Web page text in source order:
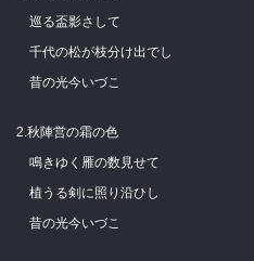
巡る盃影さして
千代の松が枝分け出でし
昔の光今いづこ
2.秋陣営の霜の色
鳴きゆく雁の数見せて
植うる剣に照り沿ひし
昔の光今いづこ